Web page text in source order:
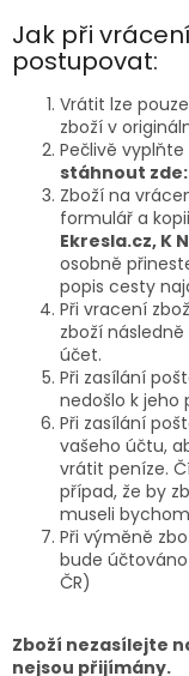
Jak při
postupovat:
Vrátit lze
zboží v
Pečlivě
stáhnout zde:
Zboží na
formulář a
Ekresla.cz, K
osobně
popis cesty
Při vracení
zboží
účet.
Při zasílání
nedošlo k jeho
Při zasílání
vašeho účtu,
vrátit peníze.
případ, že by
museli
Při výměně
bude účtováno
ČR)
Zboží nezasílejte
nejsou přijímány.